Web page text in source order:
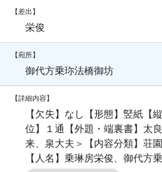
【差出】
栄俊
【宛所】
御代方乗珎法橋御坊
【詳細内容】
【欠失】なし【形態】竪紙【
位】１通【外題・端裏書】太
来、泉大夫＞【内容分類】荘
【人名】乗琳房栄俊、御代方